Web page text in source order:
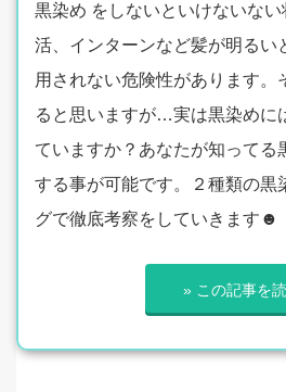
黒染め をしないといけないな
活、インターンなど髪が明るい
用されない危険性があります。
ると思いますが…実は黒染めに
ていますか？あなたが知ってる
する事が可能です。２種類の
グで徹底考察をしていきます☻
» この記事を